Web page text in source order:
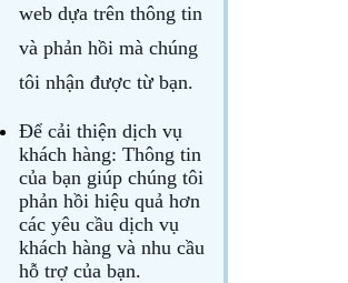
web dựa trên thông tin
và phản hồi mà chúng
tôi nhận được từ bạn.
Để cải thiện dịch vụ
khách hàng: Thông tin
của bạn giúp chúng tôi
phản hồi hiệu quả hơn
các yêu cầu dịch vụ
khách hàng và nhu cầu
hỗ trợ của bạn.